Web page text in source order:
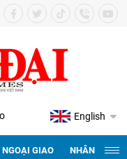
English
NGOẠI GIAO NHÂN